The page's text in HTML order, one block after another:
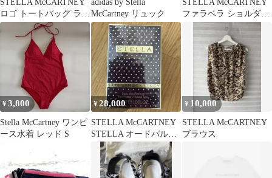
STELLA McCARTNEY
ロゴ トートバッグ ラベ
ンダー 袋カード付
adidas by Stella
McCartney リュック
STELLA McCARTNEY
ファラベラ ショルダー
バッグ グレー
¥3,800
Stella McCartney ワンピ
ース水着 レッド S
¥28,000
STELLA McCARTNEY
STELLA オードパルフ
ァム 30ml
¥ 10,000
STELLA McCARTNEY
ブラウス